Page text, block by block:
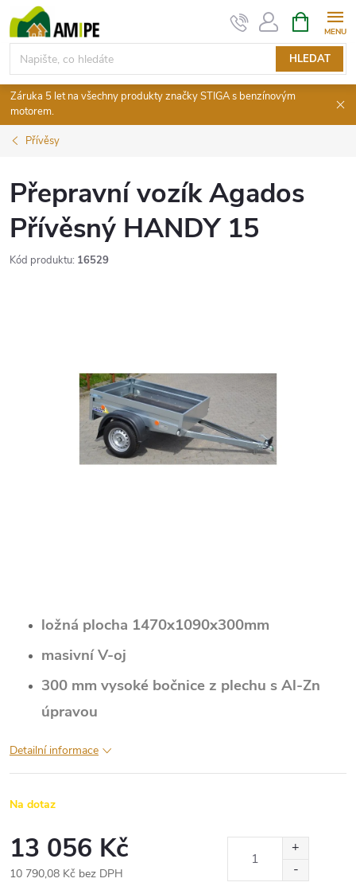
na
obsah
HLEDAT
NÁKUPNÍ
KOŠÍK
Záruka 5 let na všechny produkty značky STIGA s benzínovým
motorem.
Přívěsy
Přepravní vozík Agados
Přívěsný HANDY 15
Kód produktu: 16529
ložná plocha 1470x1090x300mm
masivní V-oj
300 mm vysoké bočnice z plechu s Al-Zn
úpravou
Detailní informace
Na dotaz
13 056 Kč
10 790,08 Kč bez DPH